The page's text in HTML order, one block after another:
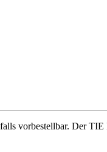
vorbestellbar. Der